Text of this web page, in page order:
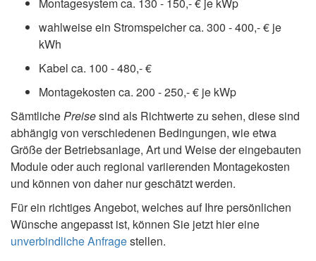
wahlweise ein Stromspeicher ca. 300 - 400,- € je
kWh
Kabel ca. 100 - 480,- €
Montagekosten ca. 200 - 250,- € je kWp
SämtlichePreisesind als Richtwerte zu sehen, diese sind
abhängig von verschiedenen Bedingungen, wie etwa
Größe der Betriebsanlage, Art und Weise der eingebauten
Module oder auch regional variierenden Montagekosten
und können von daher nur geschätzt werden.
Für ein richtiges Angebot, welches auf Ihre persönlichen
Wünsche angepasst ist, können Sie jetzt hier eine
unverbindliche Anfragestellen.